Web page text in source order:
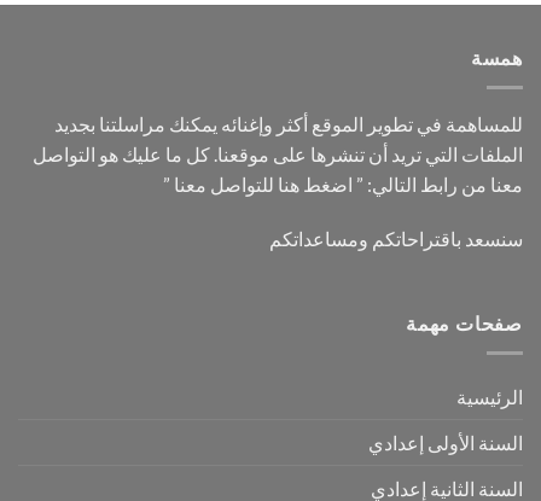
همسة
للمساهمة في تطوير الموقع أكثر وإغنائه يمكنك مراسلتنا بجديد
الملفات التي تريد أن تنشرها على موقعنا. كل ما عليك هو التواصل
معنا من رابط التالي: ” اضغط هنا للتواصل معنا ”
سنسعد باقتراحاتكم ومساعداتكم
صفحات مهمة
الرئيسية
السنة الأولى إعدادي
السنة الثانية إعدادي